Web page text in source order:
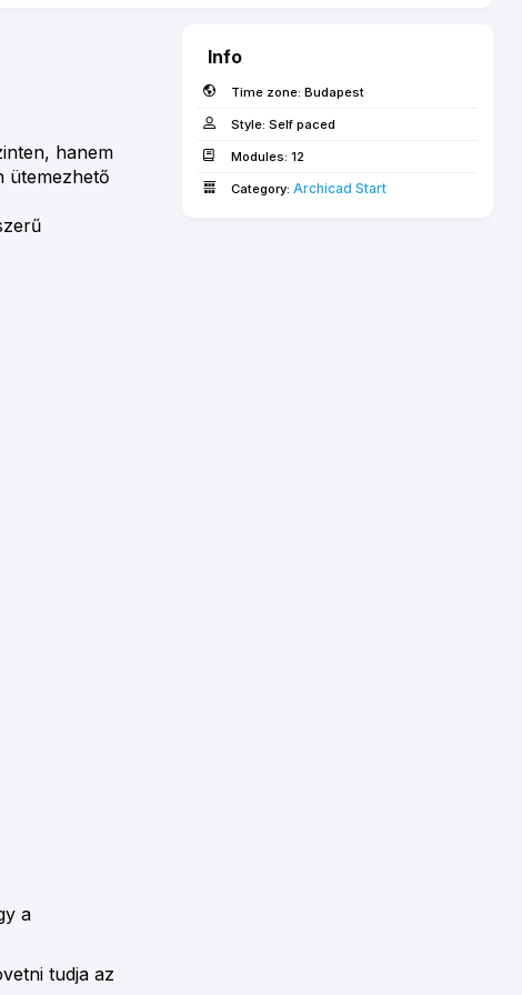
hanem
ütemezhető
a
tudja az
Info
Time zone: Budapest
Style: Self paced
Modules: 12
Category: Archicad Start